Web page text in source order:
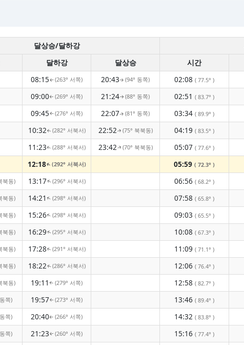
달상승/달하강
달하강 달상승 시간
08:15↑(263° 서쪽) 20:43↑(94° 동쪽) 02:08 ( 77.5° )
09:00↑(269° 서쪽) 21:24↑(88° 동쪽) 02:51 ( 83.7° )
09:45↑(276° 서쪽) 22:07↑(81° 동쪽) 03:34 ( 89.9° )
10:32↑(282° 서북서) 22:52↑(75° 북북동) 04:19 ( 83.5° )
11:23↑(288° 서북서) 23:42↑(70° 북북동) 05:07 ( 77.6° )
12:18↑(292° 서북서) 05:59 ( 72.3° )
북동) 13:17↑(296° 서북서) 06:56 ( 68.2° )
북동) 14:21 ↑(298° 서북서) 07:58 ( 65.8° )
북동) 15:26↑(298° 서북서) 09:03 ( 65.5° )
북동) 16:29↑(295° 서북서) 10:08 ( 67.3° )
북동) 17:28↑(291° 서북서) 11:09 ( 71.1° )
북동) 18:22↑(286° 서북서) 12:06 ( 76.4° )
북동) 19:11 ↑(279° 서쪽) 12:58 ( 82.7° )
쪽) 19:57↑(273° 서쪽) 13:46 ( 89.4° )
쪽) 20:40↑(266° 서쪽) 14:32 ( 83.8° )
쪽) 21:23↑(260° 서쪽) 15:16 ( 77.4° )